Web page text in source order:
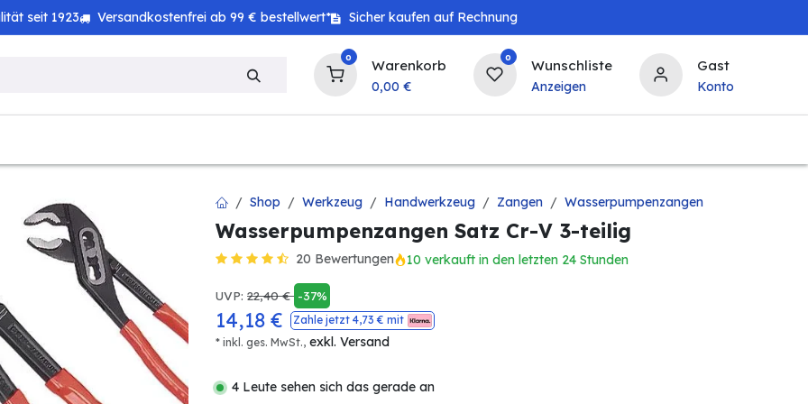
seit 1923 Versandkostenfrei ab 99 € bestellwert* Sicher kaufen auf Rechnung
0 Warenkorb
0,00 €
0 Wunschliste
Anzeigen
Gast
Konto
Shop Werkzeug Handwerkzeug Zangen Wasserpumpenzangen
Wasserpumpenzangen Satz Cr-V 3-teilig
20 Bewertungen 10 verkauft in den letzten 24 Stunden
UVP: 22,40€ -37%
14,18 € Zahle jetzt 4,73 € mit
* inkl. ges. MwSt., exkl. Versand
4 Leute sehen sich das gerade an